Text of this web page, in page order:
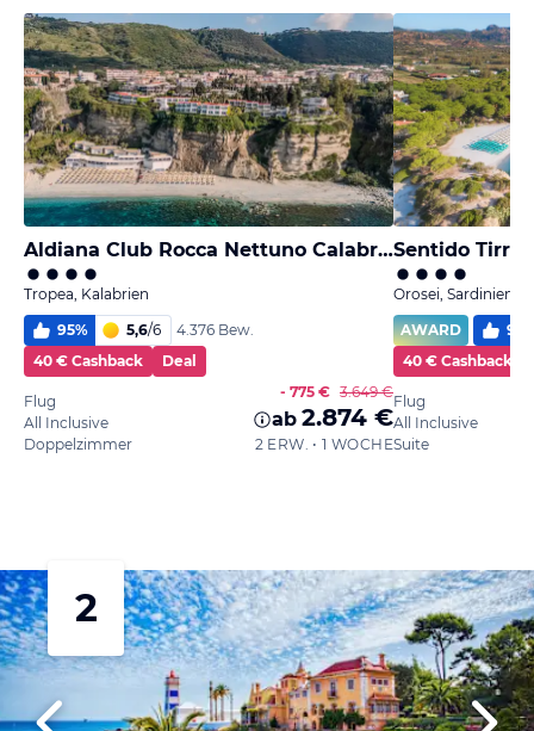
Aldiana Club Rocca Nettuno Calabria
Tropea, Kalabrien
95% 5,6/6
4.376 Bew.
40 € Cashback
Deal
Flug
All Inclusive
Doppelzimmer
- 775 € 3.649 €
ab 2.874 €
2 ERW. • 1 WOCHE
Sentido
Orosei, Sardinien
AWARD
90
40 € Cashback
Flug
All Inclusive
Suite
2